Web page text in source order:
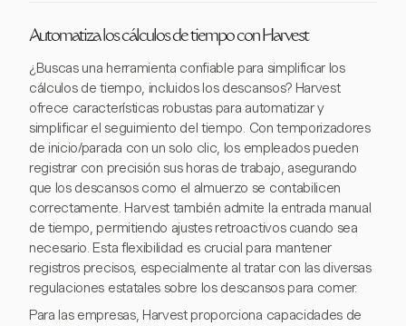
Automatiza los cálculos de tiempo con Harvest
¿Buscas una herramienta confiable para simplificar los
cálculos de tiempo, incluidos los descansos? Harvest
ofrece características robustas para automatizar y
simplificar el seguimiento del tiempo. Con temporizadores
de inicio/parada con un solo clic, los empleados pueden
registrar con precisión sus horas de trabajo, asegurando
que los descansos como el almuerzo se contabilicen
correctamente. Harvest también admite la entrada manual
de tiempo, permitiendo ajustes retroactivos cuando sea
necesario. Esta flexibilidad es crucial para mantener
registros precisos, especialmente al tratar con las diversas
regulaciones estatales sobre los descansos para comer.
Para las empresas, Harvest proporciona capacidades de